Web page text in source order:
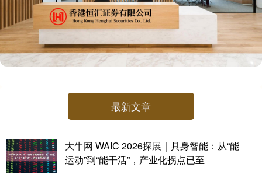
最新文章
大牛网 WAIC 2026探展｜具身智能：从“能
运动”到“能干活”，产业化拐点已至